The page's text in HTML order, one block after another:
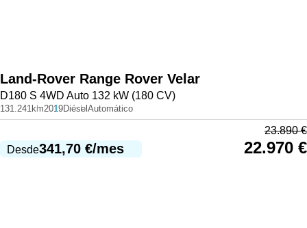
Land-Rover Range Rover Velar
D180 S 4WD Auto 132 kW (180 CV)
131.241km2019Diésel Automático
Desde341,70 €/mes
23.890€
22.970 €